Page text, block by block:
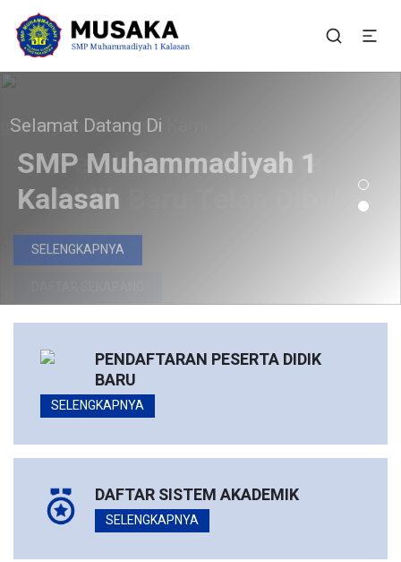
SMP Muhammadiyah 1
Kalasan
Situs Resmi SMP Muhammadiyah 1 Kalasan
Datang Di
SMP Muhammadiyah 1
Kalasan
Bergabunglah Bersama Kami
Pendaftaran Peserta
Didik Baru Telah Dibuka
DAFTAR SEKARANG
PENDAFTARAN PESERTA DIDIK
BARU
SELENGKAPNYA
DAFTAR SISTEM AKADEMIK
SELENGKAPNYA